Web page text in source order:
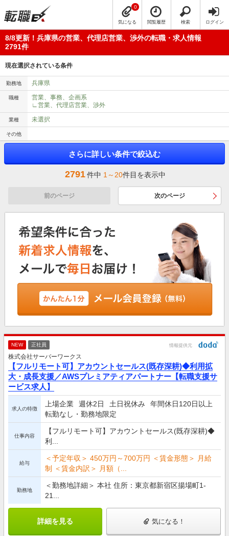
気になる
0
閲覧履歴 検索 ログイン
8/8更新！兵庫県の営業、代理店営業、渉外の転職・求人情報
2791件
現在選択されている条件
勤務地 兵庫県
職種
営業、事務、企画系
∟営業、代理店営業、渉外
業種 未選択
その他
さらに詳しい条件で絞込む
2791件中 1～20件目を表示中
前のページ 次のページ
NEW 正社員 情報提供元
株式会社サーバーワークス
【フルリモート可】アカウントセールス(既存深耕)◆利用拡
大・成長支援／AWSプレミアティアパートナー【転職支援サ
ービス求人】
求人の特徴
上場企業 週休2日 土日祝休み
年間休日120日以上
転勤なし・勤務地限定
仕事内容
【フルリモート可】アカウントセールス(既存深耕)◆
利...
給与
＜予定年収＞ 450万円～700万円 ＜賃金形態＞ 月給
制 ＜賃金内訳＞ 月額（...
勤務地
＜勤務地詳細＞ 本社 住所：東京都新宿区揚場町1-
21...
詳細を見る 気になる！